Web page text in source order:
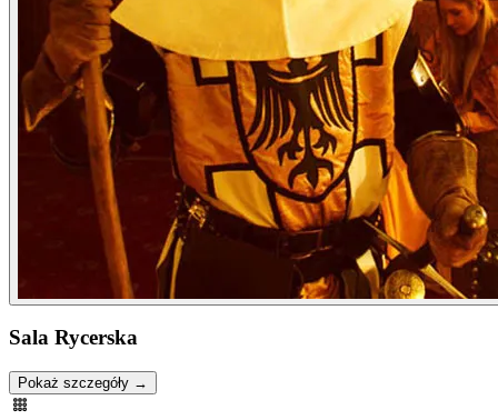
Sala Rycerska
Pokaż szczegóły →